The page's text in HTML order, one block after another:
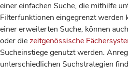
einer einfachen Suche, die mithilfe
Filterfunktionen eingegrenzt werden
einer erweiterten Suche, können
oder diezeitgenössische
Sucheinstiege genutzt werden.
unterschiedlichen Suchstrategien